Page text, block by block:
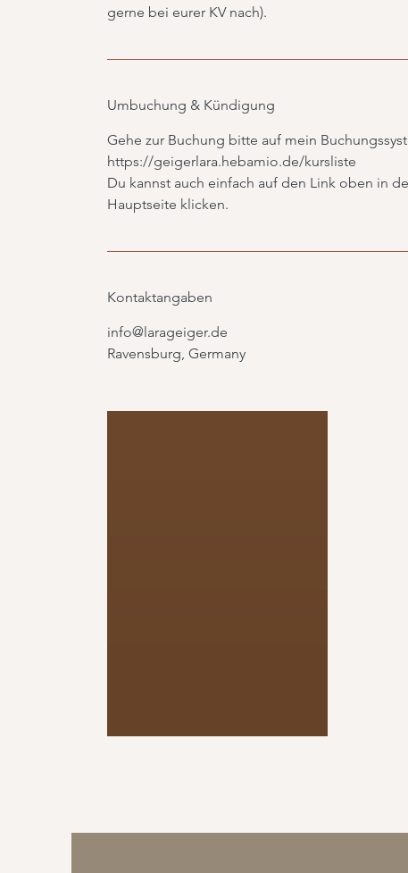
gerne bei eurer KV nach).
Umbuchung & Kündigung
Gehe zur Buchung bitte auf mein
https://geigerlara.hebamio.de/kursliste
Du kannst auch einfach auf den Link oben in
Hauptseite klicken.
Kontaktangaben
info@larageiger.de
Ravensburg, Germany